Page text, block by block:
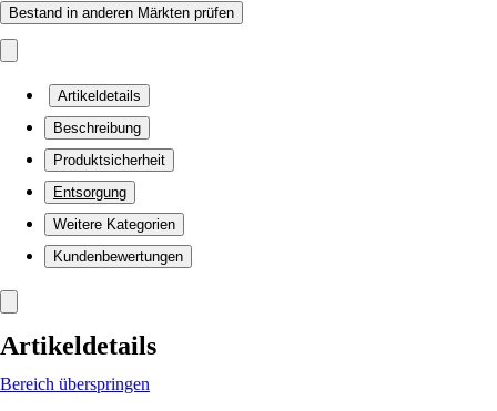
Bestand in anderen Märkten prüfen
Artikeldetails
Beschreibung
Produktsicherheit
Entsorgung
Weitere Kategorien
Kundenbewertungen
Artikeldetails
Bereich überspringen